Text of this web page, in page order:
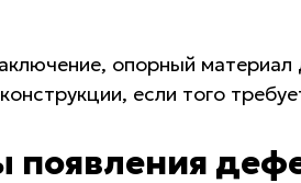
опорный
если того
появления